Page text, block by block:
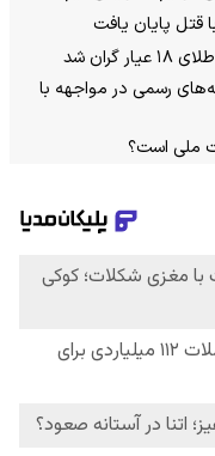
قتل پایان یافت
رسمی در مواجهه با
ملی است؟